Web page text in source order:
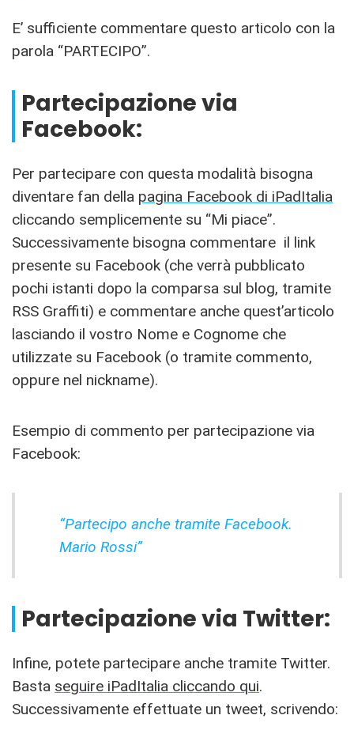
E’ sufficiente commentare questo articolo con la
parola “PARTECIPO”.
Partecipazione via
Facebook:
Per partecipare con questa modalità bisogna
diventare fan della pagina Facebook di iPadItalia
cliccando semplicemente su “Mi piace”.
Successivamente bisogna commentare il link
presente su Facebook (che verrà pubblicato
pochi istanti dopo la comparsa sul blog, tramite
RSS Graffiti) e commentare anche quest’articolo
lasciando il vostro Nome e Cognome che
utilizzate su Facebook (o tramite commento,
oppure nel nickname).
Esempio di commento per partecipazione via
Facebook:
“Partecipo anche tramite Facebook.
Mario Rossi”
Partecipazione via Twitter:
Infine, potete partecipare anche tramite Twitter.
Basta seguire iPadItalia cliccando qui.
Successivamente effettuate un tweet, scrivendo: